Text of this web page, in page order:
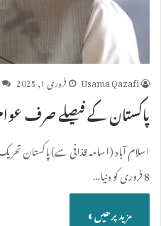
Usama Qazafi فروری 1, 2025
پاکستان کے فیصلے صرف
اسلام آباد (اسامہ قذافی سے) پاکستان
8 فروری کو دنیا…
مزید پرھیں »